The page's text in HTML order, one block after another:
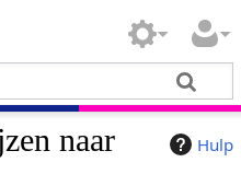
Hulp
naar